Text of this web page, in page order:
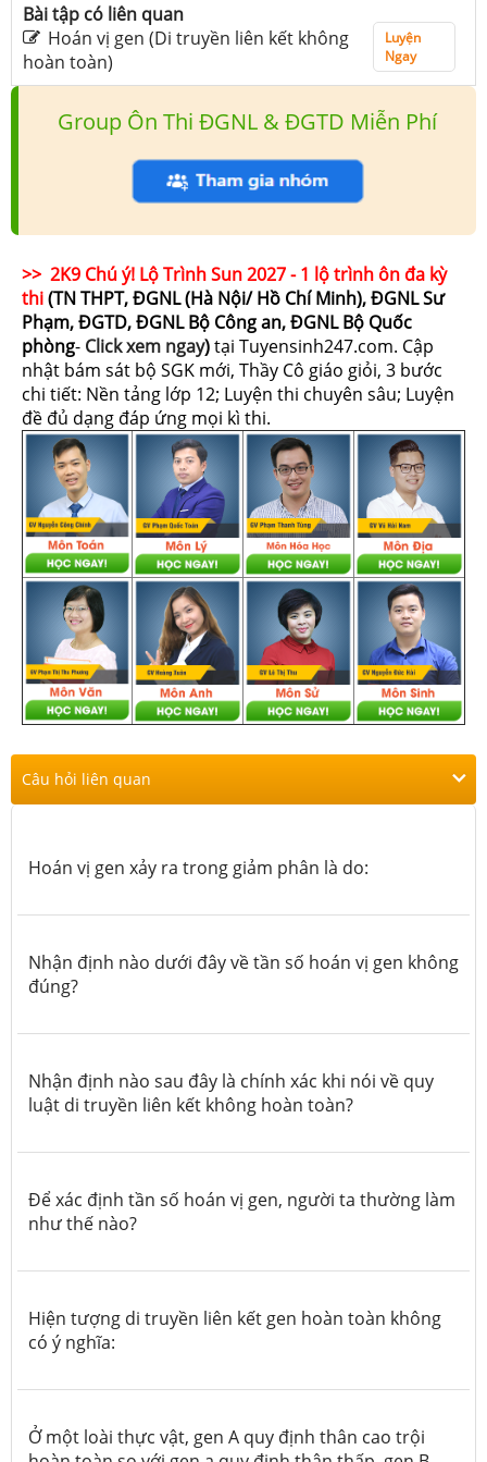
Bài tập có liên quan
Hoán vị gen (Di truyền liên kết không
hoàn toàn)
Luyện
Ngay
Group Ôn Thi ĐGNL & ĐGTD Miễn Phí
>> 2K9 Chú ý! Lộ Trình Sun 2027 - 1 lộ trình ôn đa kỳ
thi(TN THPT, ĐGNL (Hà Nội/ Hồ Chí Minh), ĐGNL Sư
Phạm, ĐGTD, ĐGNL Bộ Công an, ĐGNL Bộ Quốc
phòng- Click xem ngay)tại Tuyensinh247.com. Cập
nhật bám sát bộ SGK mới, Thầy Cô giáo giỏi, 3 bước
chi tiết: Nền tảng lớp 12; Luyện thi chuyên sâu; Luyện
đề đủ dạng đáp ứng mọi kì thi.
Câu hỏi liên quan
Hoán vị gen xảy ra trong giảm phân là do:
Nhận định nào dưới đây về tần số hoán vị gen không
đúng?
Nhận định nào sau đây là chính xác khi nói về quy
luật di truyền liên kết không hoàn toàn?
Để xác định tần số hoán vị gen, người ta thường làm
như thế nào?
Hiện tượng di truyền liên kết gen hoàn toàn không
có ý nghĩa:
Ở một loài thực vật, gen A quy định thân cao trội